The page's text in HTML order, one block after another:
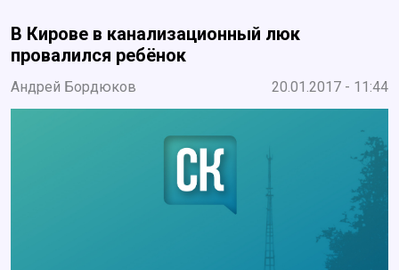
В Кирове в канализационный люк
провалился ребёнок
Андрей Бордюков 20.01.2017 - 11:44